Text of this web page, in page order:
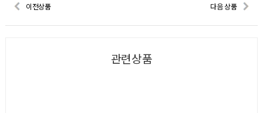
이전상품 다음 상품
관련상품